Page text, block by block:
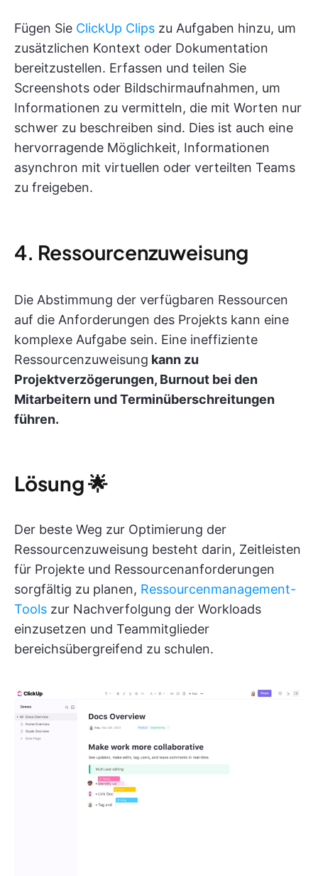
Fügen Sie ClickUp Clips zu Aufgaben hinzu, um
zusätzlichen Kontext oder Dokumentation
bereitzustellen. Erfassen und teilen Sie
Screenshots oder Bildschirmaufnahmen, um
Informationen zu vermitteln, die mit Worten nur
schwer zu beschreiben sind. Dies ist auch eine
hervorragende Möglichkeit, Informationen
asynchron mit virtuellen oder verteilten Teams
zu freigeben.
4. Ressourcenzuweisung
Die Abstimmung der verfügbaren Ressourcen
auf die Anforderungen des Projekts kann eine
komplexe Aufgabe sein. Eine ineffiziente
Ressourcenzuweisung kann zu
Projektverzögerungen, Burnout bei den
Mitarbeitern und Terminüberschreitungen
führen.
Lösung🌟
Der beste Weg zur Optimierung der
Ressourcenzuweisung besteht darin, Zeitleisten
für Projekte und Ressourcenanforderungen
sorgfältig zu planen, Ressourcenmanagement-
Tools zur Nachverfolgung der Workloads
einzusetzen und Teammitglieder
bereichsübergreifend zu schulen.